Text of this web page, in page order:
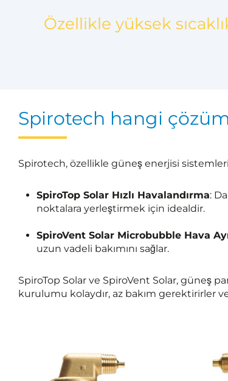
Özellikle yüksek
Spirotech hangi
Spirotech, özellikle güneş enerjisi
SpiroTop Solar Hızlı Havalandırma:
noktalara yerleştirmek için idealdir.
SpiroVent Solar Microbubble Hava
uzun vadeli bakımını sağlar.
SpiroTop Solar ve SpiroVent Solar, güneş
kurulumu kolaydır, az bakım gerektirirler